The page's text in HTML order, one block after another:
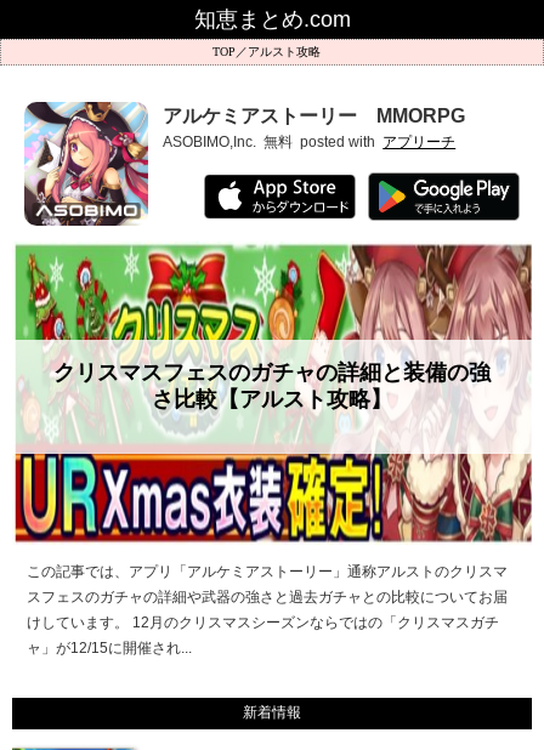
知恵まとめ.com
アルスト攻略
アルケミアストーリー MMORPG
ASOBIMO,Inc. 無料 posted with アプリーチ
クリスマスフェスのガチャの詳細と装備の強
さ比較【アルスト攻略】
この記事では、アプリ「アルケミアストーリー」通称アルストのクリスマ
スフェスのガチャの詳細や武器の強さと過去ガチャとの比較についてお届
けしています。 12月のクリスマスシーズンならではの「クリスマスガチ
ャ」が12/15に開催され...
新着情報